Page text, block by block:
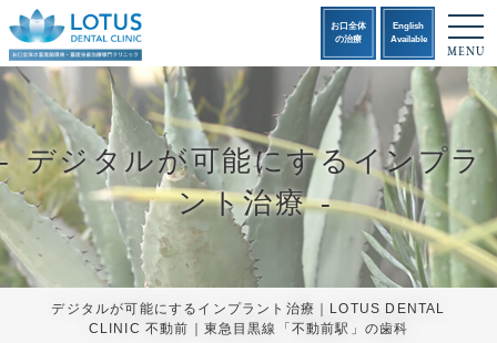
デジタルが可能にするインプラ
ント治療
デジタルが可能にするインプラント治療｜LOTUS DENTAL
CLINIC 不動前｜東急目黒線「不動前駅」の歯科
お口全体
の治療
English
Available
t
o
g
g
l
e
v
i
a
t
o
n
MENU